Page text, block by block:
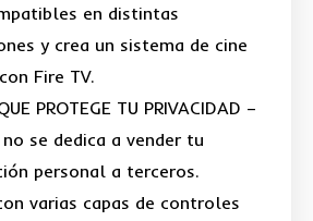
en distintas
y crea un sistema de cine
Fire TV.
PROTEGE TU PRIVACIDAD –
se dedica a vender tu
personal a terceros.
varias capas de controles